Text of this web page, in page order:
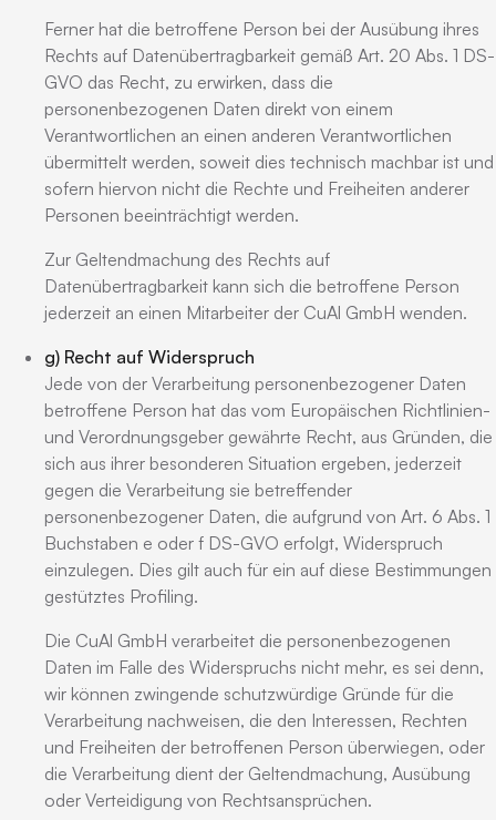
Ferner hat die betroffene Person bei der Ausübung ihres
Rechts auf Datenübertragbarkeit gemäß Art. 20 Abs. 1 DS-
GVO das Recht, zu erwirken, dass die
personenbezogenen Daten direkt von einem
Verantwortlichen an einen anderen Verantwortlichen
übermittelt werden, soweit dies technisch machbar ist und
sofern hiervon nicht die Rechte und Freiheiten anderer
Personen beeinträchtigt werden.
Zur Geltendmachung des Rechts auf
Datenübertragbarkeit kann sich die betroffene Person
jederzeit an einen Mitarbeiter der CuAl GmbH wenden.
g) Recht auf Widerspruch
Jede von der Verarbeitung personenbezogener Daten
betroffene Person hat das vom Europäischen Richtlinien-
und Verordnungsgeber gewährte Recht, aus Gründen, die
sich aus ihrer besonderen Situation ergeben, jederzeit
gegen die Verarbeitung sie betreffender
personenbezogener Daten, die aufgrund von Art. 6 Abs. 1
Buchstaben e oder f DS-GVO erfolgt, Widerspruch
einzulegen. Dies gilt auch für ein auf diese Bestimmungen
gestütztes Profiling.
Die CuAl GmbH verarbeitet die personenbezogenen
Daten im Falle des Widerspruchs nicht mehr, es sei denn,
wir können zwingende schutzwürdige Gründe für die
Verarbeitung nachweisen, die den Interessen, Rechten
und Freiheiten der betroffenen Person überwiegen, oder
die Verarbeitung dient der Geltendmachung, Ausübung
oder Verteidigung von Rechtsansprüchen.